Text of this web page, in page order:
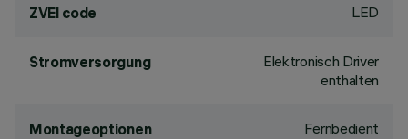
ZVEI code LED
Stromversorgung
Elektronisch Driver
enthalten
Montageoptionen Fernbedient